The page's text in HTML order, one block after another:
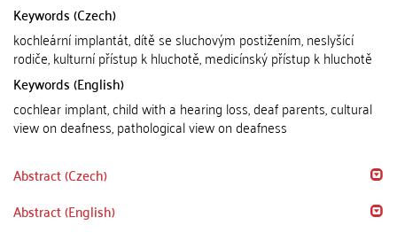
Keywords (Czech)
kochleární implantát, dítě se sluchovým postižením, neslyšící
rodiče, kulturní přístup k hluchotě, medicínský přístup k hluchotě
Keywords (English)
cochlear implant, child with a hearing loss, deaf parents, cultural
view on deafness, pathological view on deafness
Abstract (Czech)
Abstract (English)